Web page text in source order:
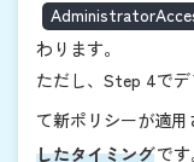
わります。
ただし、Step 4で
て新ポリシーが適用
したタイミングです